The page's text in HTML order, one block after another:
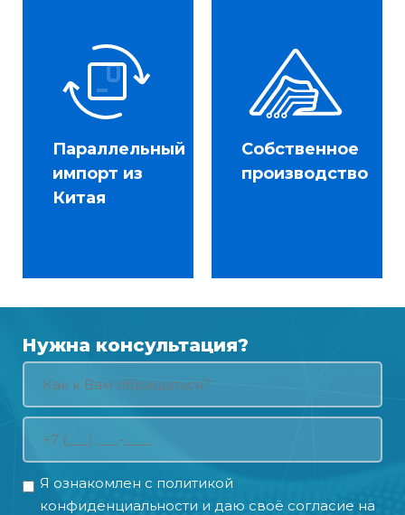
Параллельный
импорт из
Китая
Собственное
производство
Нужна консультация?
Я ознакомлен с политикой
конфиденциальности и даю своё согласие на